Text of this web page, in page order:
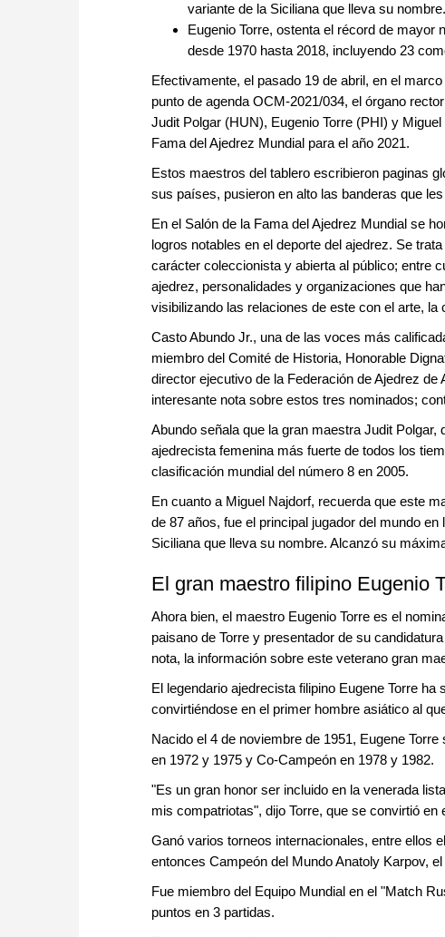
variante de la Siciliana que lleva su
Eugenio Torre, ostenta el récord de mayor
desde 1970 hasta 2018, incluyendo 23
Efectivamente, el pasado 19 de abril, en el
punto de agenda OCM-2021/034, el órgano
Judit Polgar (HUN), Eugenio Torre (PHI) y
Fama del Ajedrez Mundial para el año 2021.
Estos maestros del tablero escribieron paginas
sus países, pusieron en alto las banderas que
En el Salón de la Fama del Ajedrez Mundial se
logros notables en el deporte del ajedrez. Se
carácter coleccionista y abierta al público; entre
ajedrez, personalidades y organizaciones que
visibilizando las relaciones de este con el arte, la
Casto Abundo Jr., una de las voces más
miembro del Comité de Historia, Honorable
director ejecutivo de la Federación de Ajedrez
interesante nota sobre estos tres nominados;
Abundo señala que la gran maestra Judit
ajedrecista femenina más fuerte de todos los
clasificación mundial del número 8 en 2005.
En cuanto a Miguel Najdorf, recuerda que este
de 87 años, fue el principal jugador del mundo
Siciliana que lleva su nombre. Alcanzó su
El gran maestro filipino Eugenio
Ahora bien, el maestro Eugenio Torre es el
paisano de Torre y presentador de su
nota, la información sobre este veterano gran
El legendario ajedrecista filipino Eugene Torre
convirtiéndose en el primer hombre asiático al
Nacido el 4 de noviembre de 1951, Eugene
en 1972 y 1975 y Co-Campeón en 1978 y 1982.
"Es un gran honor ser incluido en la venerada
mis compatriotas", dijo Torre, que se convirtió en
Ganó varios torneos internacionales, entre ellos
entonces Campeón del Mundo Anatoly Karpov,
Fue miembro del Equipo Mundial en el "Match
puntos en 3 partidas.